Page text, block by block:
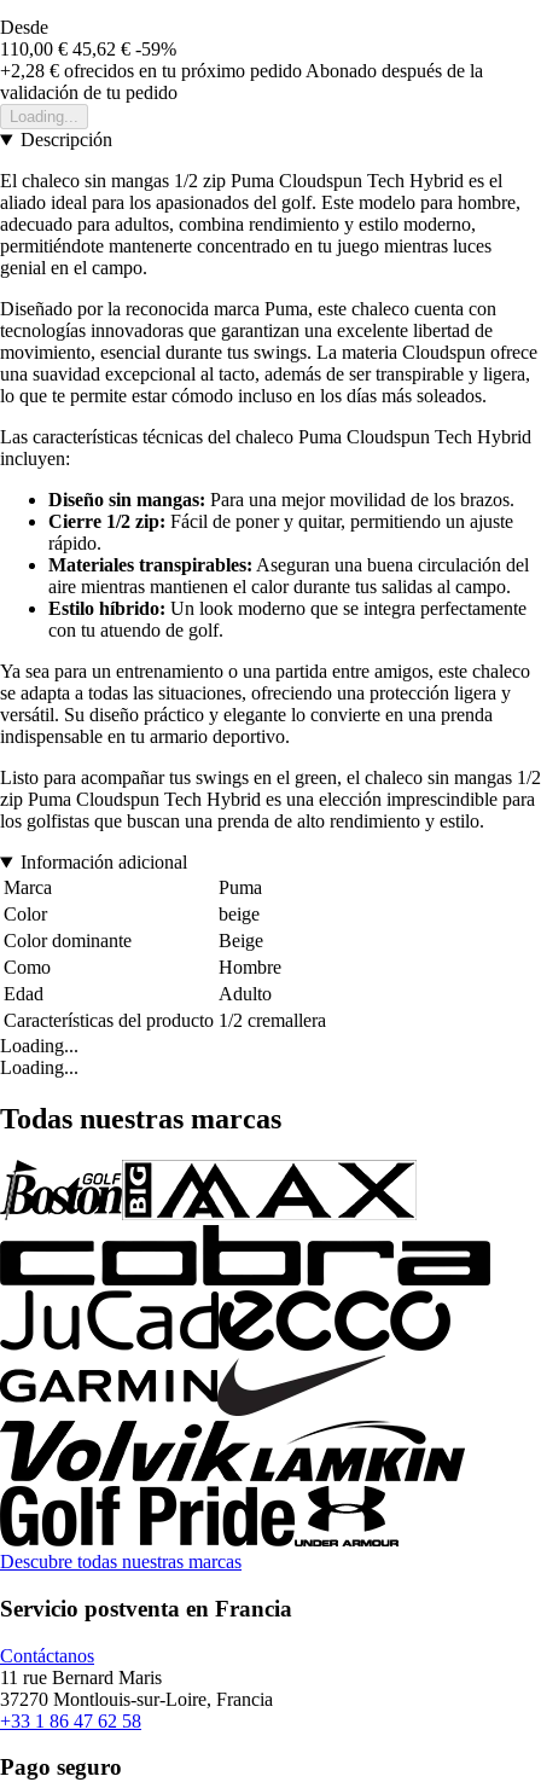
Desde
110,00 € 45,62 € -59%
+2,28 € ofrecidos en tu próximo pedido Abonado después de la
validación de tu pedido
Loading...
Descripción
El chaleco sin mangas 1/2 zip Puma Cloudspun Tech Hybrid es el
aliado ideal para los apasionados del golf. Este modelo para hombre,
adecuado para adultos, combina rendimiento y estilo moderno,
permitiéndote mantenerte concentrado en tu juego mientras luces
genial en el campo.
Diseñado por la reconocida marca Puma, este chaleco cuenta con
tecnologías innovadoras que garantizan una excelente libertad de
movimiento, esencial durante tus swings. La materia Cloudspun ofrece
una suavidad excepcional al tacto, además de ser transpirable y ligera,
lo que te permite estar cómodo incluso en los días más soleados.
Las características técnicas del chaleco Puma Cloudspun Tech Hybrid
incluyen:
Diseño sin mangas: Para una mejor movilidad de los brazos.
Cierre 1/2 zip: Fácil de poner y quitar, permitiendo un ajuste
rápido.
Materiales transpirables: Aseguran una buena circulación del
aire mientras mantienen el calor durante tus salidas al campo.
Estilo híbrido: Un look moderno que se integra perfectamente
con tu atuendo de golf.
Ya sea para un entrenamiento o una partida entre amigos, este chaleco
se adapta a todas las situaciones, ofreciendo una protección ligera y
versátil. Su diseño práctico y elegante lo convierte en una prenda
indispensable en tu armario deportivo.
Listo para acompañar tus swings en el green, el chaleco sin mangas 1/2
zip Puma Cloudspun Tech Hybrid es una elección imprescindible para
los golfistas que buscan una prenda de alto rendimiento y estilo.
Información adicional
Marca
Puma
Color
beige
Color dominante
Beige
Como
Hombre
Edad
Adulto
Características del producto 1/2 cremallera
Loading...
Loading...
Todas nuestras marcas
Descubre todas nuestras marcas
Servicio postventa en Francia
Contáctanos
11 rue Bernard Maris
37270 Montlouis-sur-Loire, Francia
+33 1 86 47 62 58
Pago seguro